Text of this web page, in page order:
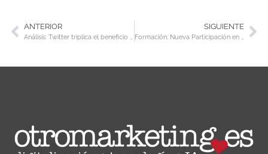
ANTERIOR
Análisis: Twitter triplica el beneficio en el primer trimestre
SIGUIENTE
Formación: Nueva Participación en Enpresa Digitala